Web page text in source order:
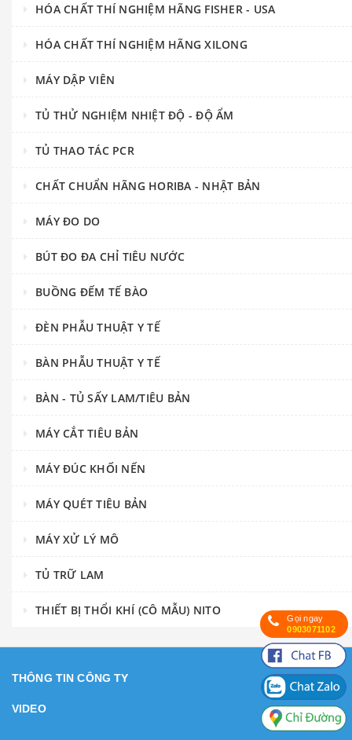
HÓA CHẤT THÍ NGHIỆM HÃNG FISHER - USA
HÓA CHẤT THÍ NGHIỆM HÃNG XILONG
MÁY DẬP VIÊN
TỦ THỬ NGHIỆM NHIỆT ĐỘ - ĐỘ ẨM
TỦ THAO TÁC PCR
CHẤT CHUẨN HÃNG HORIBA - NHẬT BẢN
MÁY ĐO DO
BÚT ĐO ĐA CHỈ TIÊU NƯỚC
BUỒNG ĐẾM TẾ BÀO
ĐÈN PHẪU THUẬT Y TẾ
BÀN PHẪU THUẬT Y TẾ
BÀN - TỦ SẤY LAM/TIÊU BẢN
MÁY CẮT TIÊU BẢN
MÁY ĐÚC KHỐI NẾN
MÁY QUÉT TIÊU BẢN
MÁY XỬ LÝ MÔ
TỦ TRỮ LAM
THIẾT BỊ THỔI KHÍ (CÔ MẪU) NITO
THÔNG TIN CÔNG TY
VIDEO
Gọi ngay
0903071102